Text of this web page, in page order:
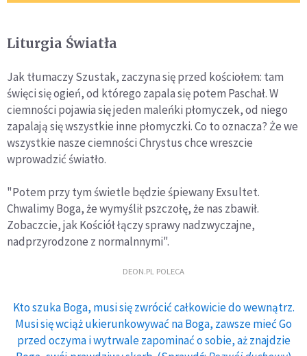
Liturgia Światła
Jak tłumaczy Szustak, zaczyna się przed kościołem: tam
święci się ogień, od którego zapala się potem Paschał. W
ciemności pojawia się jeden maleńki płomyczek, od niego
zapalają się wszystkie inne płomyczki. Co to oznacza? Że we
wszystkie nasze ciemności Chrystus chce wreszcie
wprowadzić światło.
"Potem przy tym świetle będzie śpiewany Exsultet.
Chwalimy Boga, że wymyślił pszczołę, że nas zbawił.
Zobaczcie, jak Kościół łączy sprawy nadzwyczajne,
nadprzyrodzone z normalnnymi".
DEON.PL POLECA
Kto szuka Boga, musi się zwrócić całkowicie do wewnątrz.
Musi się wciąż ukierunkowywać na Boga, zawsze mieć Go
przed oczyma i wytrwale zapominać o sobie, aż znajdzie